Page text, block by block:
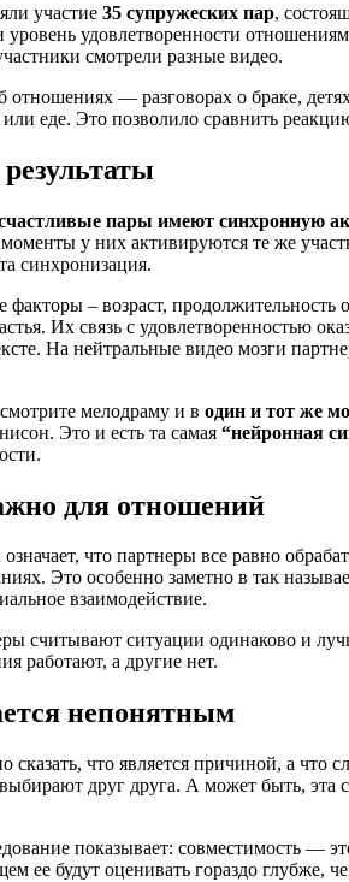
участие 35 супружеских пар,
уровень удовлетворенности
смотрели разные видео.
отношениях — разговорах о браке,
еде. Это позволило сравнить
пары имеют синхронную
у них активируются те же
синхронизация.
факторы – возраст,
Их связь с удовлетворенностью
На нейтральные видео мозги
мелодраму и в один и тот же
Это и есть та самая “нейронная
для отношений
что партнеры все равно
Это особенно заметно в так
взаимодействие.
считывают ситуации одинаково и
работают, а другие нет.
непонятным
сказать, что является причиной, а
друг друга. А может быть,
показывает: совместимость —
ее будут оценивать гораздо глубже,